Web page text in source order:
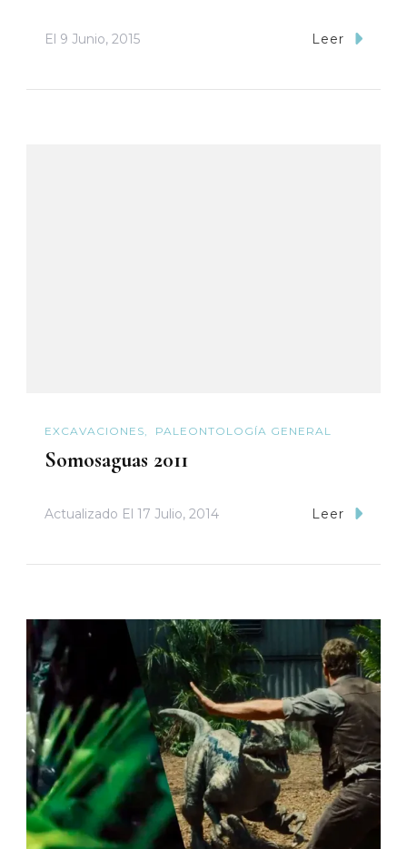
El 9 Junio, 2015 Leer
EXCAVACIONES PALEONTOLOGÍA GENERAL
Somosaguas 2011
Actualizado El 17 Julio, 2014 Leer